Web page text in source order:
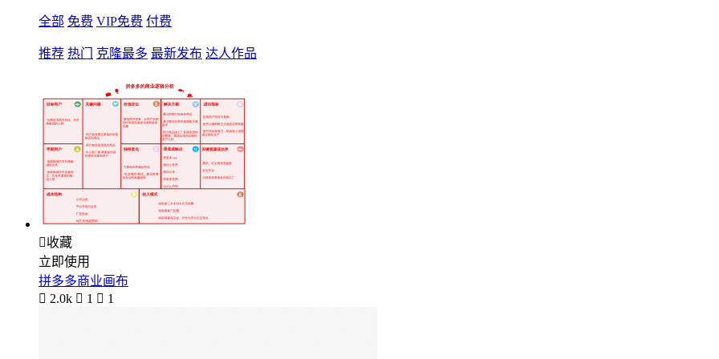
全部 免费 VIP免费 付费
推荐 热门 克隆最多 最新发布 达人作品
收藏
立即使用
拼多多商业画布
 2.0k  1  1